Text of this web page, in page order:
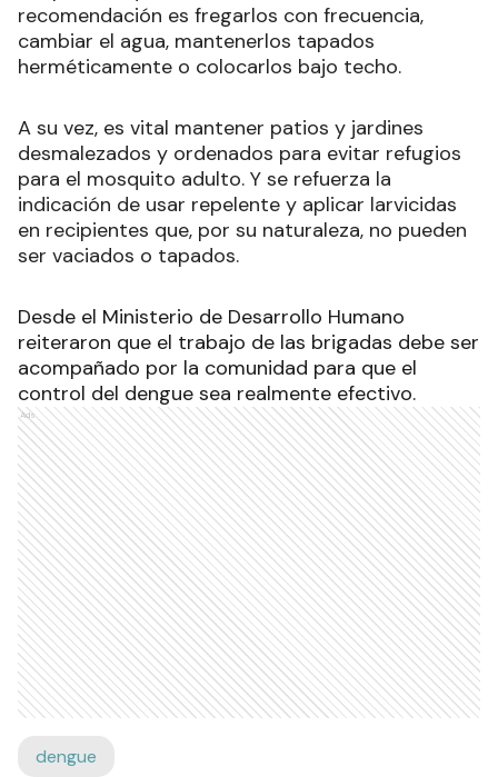
recomendación es fregarlos con frecuencia,
cambiar el agua, mantenerlos tapados
herméticamente o colocarlos bajo techo.
A su vez, es vital mantener patios y jardines
desmalezados y ordenados para evitar refugios
para el mosquito adulto. Y se refuerza la
indicación de usar repelente y aplicar larvicidas
en recipientes que, por su naturaleza, no pueden
ser vaciados o tapados.
Desde el Ministerio de Desarrollo Humano
reiteraron que el trabajo de las brigadas debe ser
acompañado por la comunidad para que el
control del dengue sea realmente efectivo.
Ads
dengue